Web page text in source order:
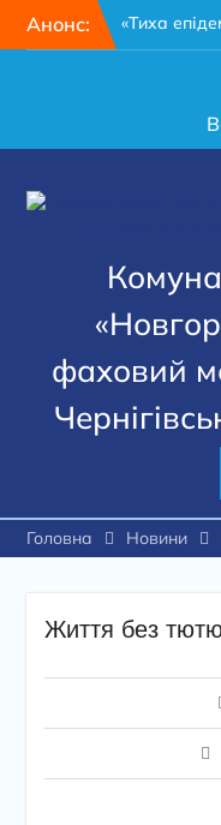
Анонс:
«Тиха
чому
пройти 15-
28 липня –
фаховий
Головна Новини
Життя без